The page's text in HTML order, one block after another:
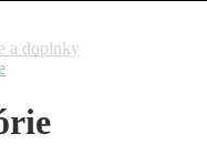
a doplnky